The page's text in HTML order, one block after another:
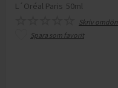
L´Oréal Paris 50ml
Skriv
Spara som favorit